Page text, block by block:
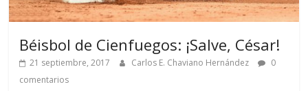
Béisbol de Cienfuegos: ¡Salve, César!
21 septiembre, 2017 Carlos E. Chaviano Hernández
0
comentarios